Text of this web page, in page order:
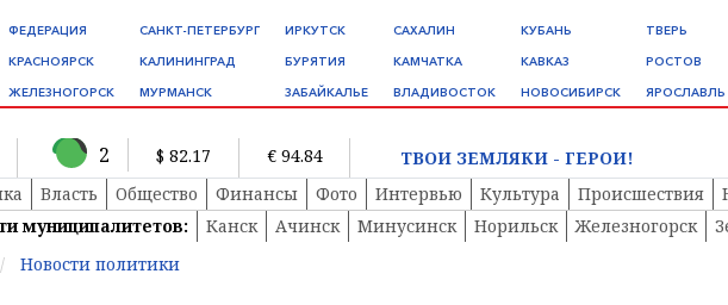
ФЕДЕРАЦИЯ
КРАСНОЯРСК
ЖЕЛЕЗНОГОРСК
САНКТ-ПЕТЕРБУРГ
КАЛИНИНГРАД
МУРМАНСК
ИРКУТСК
БУРЯТИЯ
ЗАБАЙКАЛЬЕ
САХАЛИН
КАМЧАТКА
ВЛАДИВОСТОК
КУБАНЬ
КАВКАЗ
НОВОСИБИРСК
ТВЕРЬ
РОСТОВ
ЯРОСЛАВЛЬ
2 $ 82.17 € 94.84
ТВОИ ЗЕМЛЯКИ - ГЕРОИ!
Власть Общество Финансы Фото Интервью Культура Происшествия
муниципалитетов:
Канск Ачинск Минусинск Норильск Железногорск
Новости политики